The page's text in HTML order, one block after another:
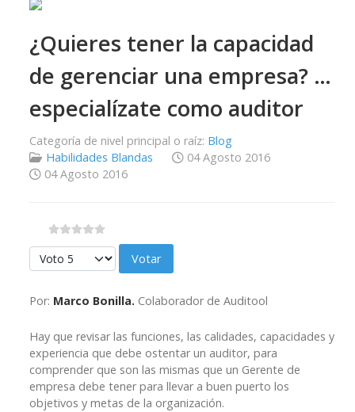
¿Quieres tener la capacidad
de gerenciar una empresa? …
especialízate como auditor
Categoría de nivel principal o raíz: Blog
Habilidades Blandas
04 Agosto 2016
04 Agosto 2016
Por favor, vote
Por: Marco Bonilla. Colaborador de Auditool
Hay que revisar las funciones, las calidades, capacidades y
experiencia que debe ostentar un auditor, para
comprender que son las mismas que un Gerente de
empresa debe tener para llevar a buen puerto los
objetivos y metas de la organización.